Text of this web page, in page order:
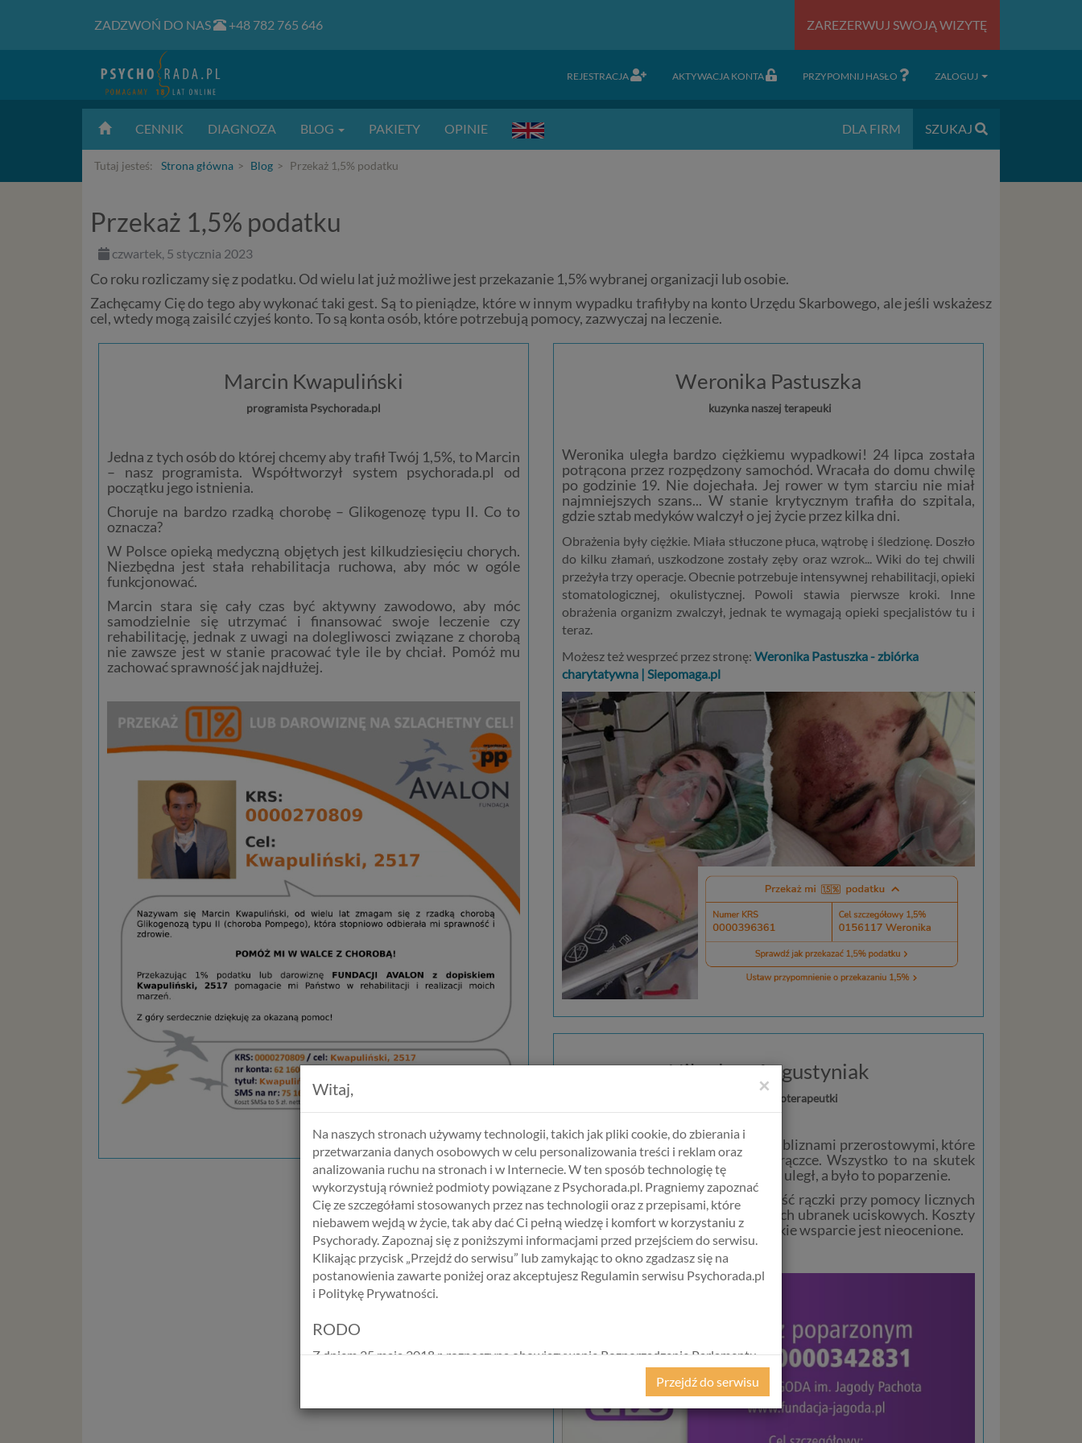
ZADZWOŃ DO NAS +48 782 765 646 ZAREZERWUJ SWOJĄ WIZYTĘ
REJESTRACJA AKTYWACJA KONTA PRZYPOMNIJ HASŁO ZALOGUJ
CENNIK DIAGNOZA BLOG PAKIETY OPINIE DLA FIRM SZUKAJ
Tutaj jesteś: Strona główna Blog Przekaż 1,5% podatku
Przekaż 1,5% podatku
czwartek, 5 stycznia 2023
Co roku rozliczamy się z podatku. Od wielu lat już możliwe jest przekazanie 1,5% wybranej organizacji lub osobie.
Zachęcamy Cię do tego aby wykonać taki gest. Są to pieniądze, które w innym wypadku trafiłyby na konto Urzędu Skarbowego, ale jeśli wskażesz
cel, wtedy mogą zaisilć czyjeś konto. To są konta osób, które potrzebują pomocy, zazwyczaj na leczenie.
Marcin Kwapuliński
programista Psychorada.pl
Jedna z tych osób do której chcemy aby trafił Twój 1,5%, to Marcin
– nasz programista. Współtworzył system psychorada.pl od
początku jego istnienia.
Choruje na bardzo rzadką chorobę – Glikogenozę typu II. Co to
oznacza?
W Polsce opieką medyczną objętych jest kilkudziesięciu chorych.
Niezbędna jest stała rehabilitacja ruchowa, aby móc w ogóle
funkcjonować.
Marcin stara się cały czas być aktywny zawodowo, aby móc
samodzielnie się utrzymać i finansować swoje leczenie czy
rehabilitację, jednak z uwagi na dolegliwosci związane z chorobą
nie zawsze jest w stanie pracować tyle ile by chciał. Pomóż mu
zachować sprawność jak najdłużej.
Weronika Pastuszka
kuzynka naszej terapeuki
Weronika uległa bardzo ciężkiemu wypadkowi! 24 lipca została
potrącona przez rozpędzony samochód. Wracała do domu chwilę
po godzinie 19. Nie dojechała. Jej rower w tym starciu nie miał
najmniejszych szans... W stanie krytycznym trafiła do szpitala,
gdzie sztab medyków walczył o jej życie przez kilka dni.
Obrażenia były ciężkie. Miała stłuczone płuca, wątrobę i śledzionę. Doszło
do kilku złamań, uszkodzone zostały zęby oraz wzrok... Wiki do tej chwili
przeżyła trzy operacje. Obecnie potrzebuje intensywnej rehabilitacji, opieki
stomatologicznej, okulistycznej. Powoli stawia pierwsze kroki. Inne
obrażenia organizm zwalczył, jednak te wymagają opieki specjalistów tu i
teraz.
Możesz też wesprzeć przez stronę: Weronika Pastuszka - zbiórka
charytatywna | Siepomaga.pl
Nikodem Augustyniak
syn naszej psychoterapeutki
Chłopiec zmaga się z bliznowcami i bliznami przerostowymi, które
powodują przykurcze w rosnącej rączce. Wszystko to na skutek
nieszczęśliwego wypadku, któremu uległ, a było to poparzenie.
Rodzice dzielnie walczą o sprawność rączki przy pomocy licznych
rehabilitacji ale też spacjalistycznych ubranek uciskowych. Koszty
takiej opieki są ogromne dlatego takie wsparcie jest nieocenione.
×
Witaj,
Na naszych stronach używamy technologii, takich jak pliki cookie, do zbierania i
przetwarzania danych osobowych w celu personalizowania treści i reklam oraz
analizowania ruchu na stronach i w Internecie. W ten sposób technologię tę
wykorzystują również podmioty powiązane z Psychorada.pl. Pragniemy zapoznać
Cię ze szczegółami stosowanych przez nas technologii oraz z przepisami, które
niebawem wejdą w życie, tak aby dać Ci pełną wiedzę i komfort w korzystaniu z
Psychorady. Zapoznaj się z poniższymi informacjami przed przejściem do serwisu.
Klikając przycisk „Przejdź do serwisu” lub zamykając to okno zgadzasz się na
postanowienia zawarte poniżej oraz akceptujesz Regulamin serwisu Psychorada.pl
i Politykę Prywatności.
RODO
Z dniem 25 maja 2018 r. rozpoczyna obowiązywanie Rozporządzenie Parlamentu
Europejskiego i Rady (UE) 2016/679 z dnia 27 kwietnia 2016 r. w sprawie ochrony
osób fizycznych w związku z przetwarzaniem danych osobowych i w sprawie
swobodnego przepływu takich danych oraz uchylenia dyrektywy 95/46/WE
(określane popularnie jako „RODO”). RODO obowiązywać będzie w identycznym
Przejdź do serwisu